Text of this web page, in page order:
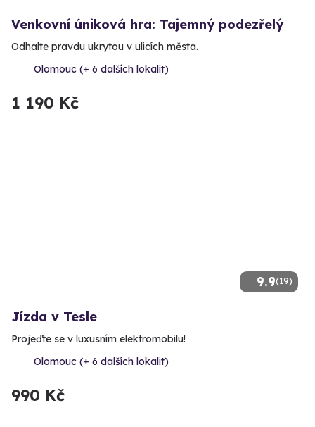
Venkovní úniková hra: Tajemný podezřelý
Odhalte pravdu ukrytou v ulicích města.
Olomouc (+ 6 dalších lokalit)
1 190 Kč
9.9(19)
Jízda v Tesle
Projeďte se v luxusním elektromobilu!
Olomouc (+ 6 dalších lokalit)
990 Kč